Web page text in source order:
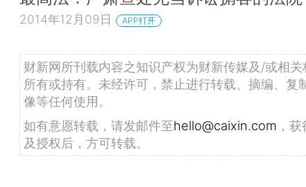
2014年12月09日 APP打开
财新网所刊载内容之知识产权为财新传媒及/或相关
所有或持有。未经许可，禁止进行转载、摘编、复
像等任何使用。
如有意愿转载，请发邮件至hello@caixin.com ，
及授权后，方可转载。